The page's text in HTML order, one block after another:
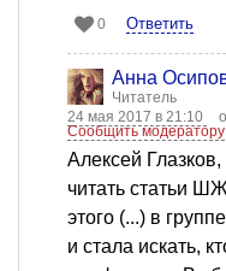
0 Ответить
Анна
Читатель
24 мая 2017 в 21:10
Сообщить модератору
Алексей
читать статьи
этого (...) в
и стала искать,